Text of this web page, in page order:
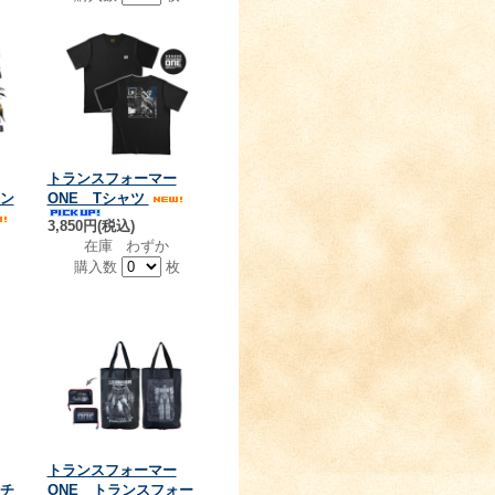
トランスフォーマー
ONE Tシャツ
3,850円(税込)
在庫 わずか
購入数
枚
トランスフォーマー
ONE トランスフォー